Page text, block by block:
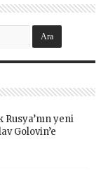
Rusya’nın yeni
Golovin’e